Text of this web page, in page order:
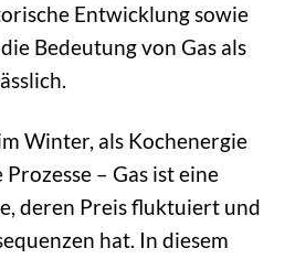
Entwicklung sowie
Bedeutung von Gas als
Winter, als Kochenergie
– Gas ist eine
deren Preis fluktuiert und
hat. In diesem